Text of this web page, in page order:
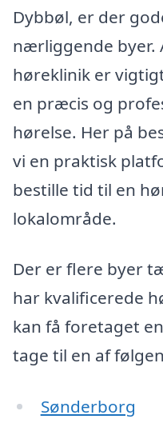
Dybbøl, er der
nærliggende byer.
høreklinik er
en præcis og
hørelse. Her på
vi en praktisk
bestille tid til en
lokalområde.
Der er flere byer
har kvalificerede
kan få foretaget
tage til en af
Sønderborg